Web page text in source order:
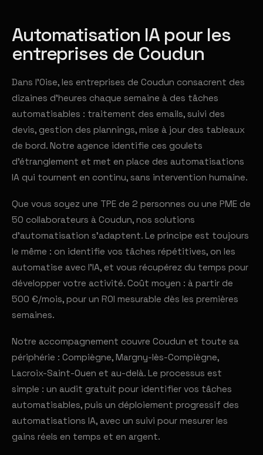
Automatisation IA pour les
entreprises de Coudun
Dans l'Oise, les entreprises de Coudun consacrent des
dizaines d'heures chaque semaine à des tâches
automatisables : traitement des emails, suivi des
devis, gestion des plannings, mise à jour des tableaux
de bord. Notre agence identifie ces goulets
d'étranglement et met en place des automatisations
IA qui tournent en continu, sans intervention humaine.
Que vous soyez une TPE de 2 personnes ou une PME de
50 collaborateurs à Coudun, nos solutions
d'automatisation s'adaptent. Le principe est toujours
le même : on identifie vos tâches répétitives, on les
automatise avec l'IA, et vous récupérez du temps pour
développer votre activité. Coût moyen : à partir de
500 €/mois, pour un ROI mesurable dès les premières
semaines.
Notre accompagnement couvre Coudun et toute sa
périphérie : Compiègne, Margny-lès-Compiègne,
Lacroix-Saint-Ouen et au-delà. Le processus est
simple : un audit gratuit pour identifier vos tâches
automatisables, puis un déploiement progressif des
automatisations IA, avec un suivi pour mesurer les
gains réels en temps et en argent.